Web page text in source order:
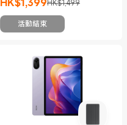
現價 HK$1399HK$1,499
市場價格 HK$1,499
活動結束